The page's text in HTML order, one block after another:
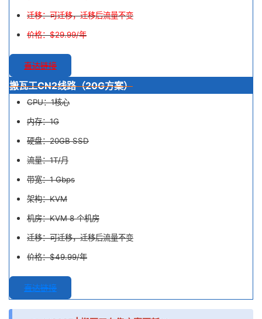
迁移：可迁移，迁移后流量不变
价格：$29.99/年
直达链接
搬瓦工CN2线路（20G方案）
CPU：1核心
内存：1G
硬盘：20GB SSD
流量：1T/月
带宽：1 Gbps
架构：KVM
机房：KVM 8 个机房
迁移：可迁移，迁移后流量不变
价格：$49.99/年
直达链接